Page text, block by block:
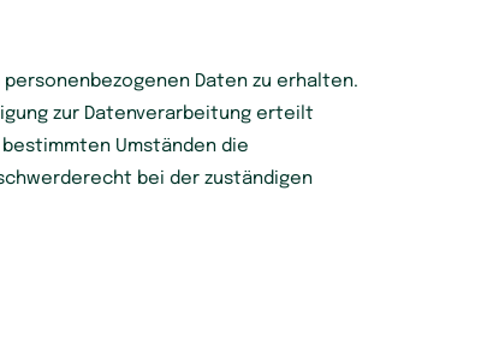
Daten zu erhalten.
zur Datenverarbeitung erteilt
Umständen die
bei der zuständigen